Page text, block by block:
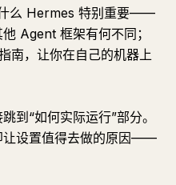
么 Hermes 特别重要——
Agent 框架有何不同；
南，让你在自己的机器上
到“如何实际运行”部分。
设置值得去做的原因——